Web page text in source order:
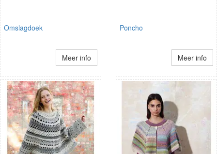
Omslagdoek
Meer info
Poncho
Meer info